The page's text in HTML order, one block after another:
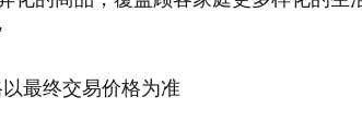
最终交易价格为准